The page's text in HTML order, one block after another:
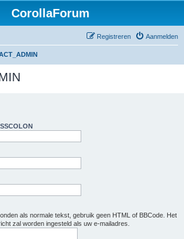
CorollaForum
Aanmelden
Registreren
als normale tekst, gebruik geen HTML of BBCode. Het
zal worden ingesteld als uw e-mailadres.